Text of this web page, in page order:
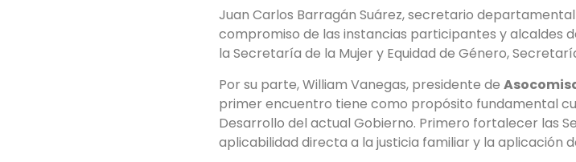
Juan Carlos Barragán Suárez, secretario
compromiso de las instancias participantes y alcaldes
la Secretaría de la Mujer y Equidad de Género,
Por su parte, William Vanegas, presidente de
primer encuentro tiene como propósito fundamental
Desarrollo del actual Gobierno. Primero fortalecer las
aplicabilidad directa a la justicia familiar y la aplicación